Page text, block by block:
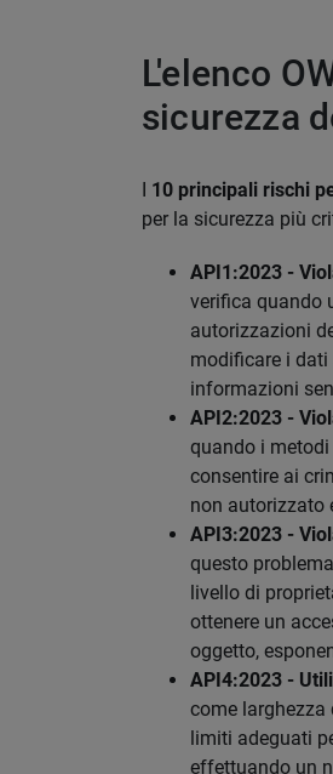
L'elenco
sicurezza
I 10 principali rischi
per la sicurezza più
API1:2023 -
verifica quando
autorizzazioni
modificare i dati
informazioni
API2:2023 -
quando i
consentire ai
non autorizzato
API3:2023 -
questo
livello di
ottenere un
oggetto,
API4:2023 -
come larghezza
limiti adeguati
effettuando un